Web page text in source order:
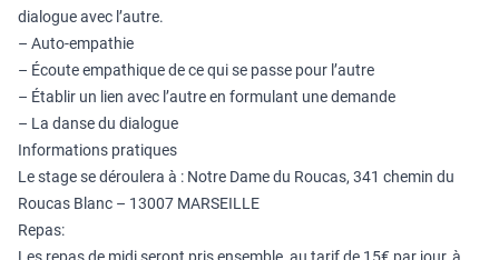
dialogue avec l’autre.
– Auto-empathie
– Écoute empathique de ce qui se passe pour l’autre
– Établir un lien avec l’autre en formulant une demande
– La danse du dialogue
Informations pratiques
Le stage se déroulera à : Notre Dame du Roucas, 341 chemin du
Roucas Blanc – 13007 MARSEILLE
Repas: